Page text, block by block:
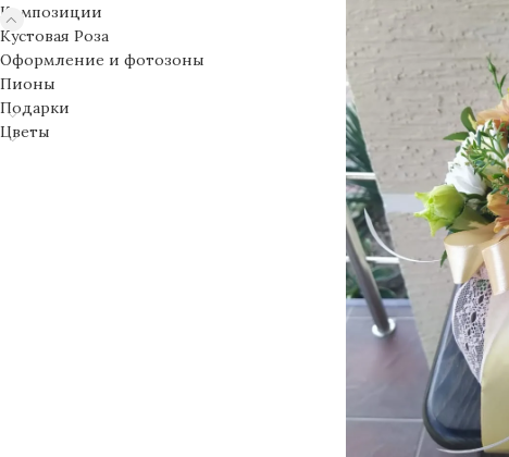
Композиции
Кустовая Роза
Оформление и фотозоны
Пионы
Подарки
Цветы